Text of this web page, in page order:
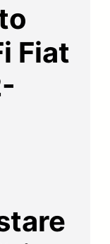
Fiat